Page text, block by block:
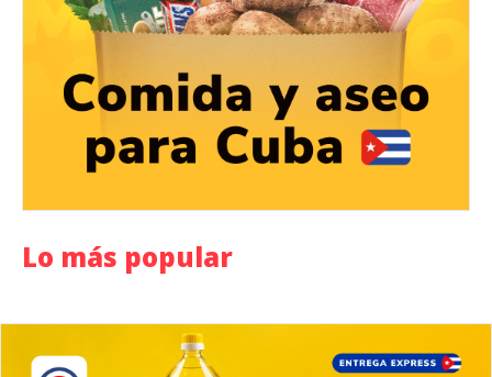
Lo más popular